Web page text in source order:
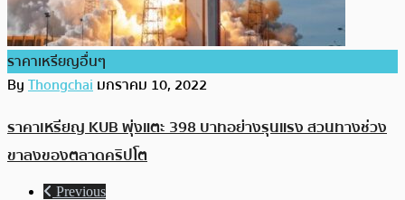
ราคาเหรียญอื่นๆ
ByThongchaiมกราคม 10, 2022
ราคาเหรียญ KUB พุ่งแตะ 398 บาทอย่างรุนแรง สวนทางช่วง
ขาลงของตลาดคริปโต
Previous